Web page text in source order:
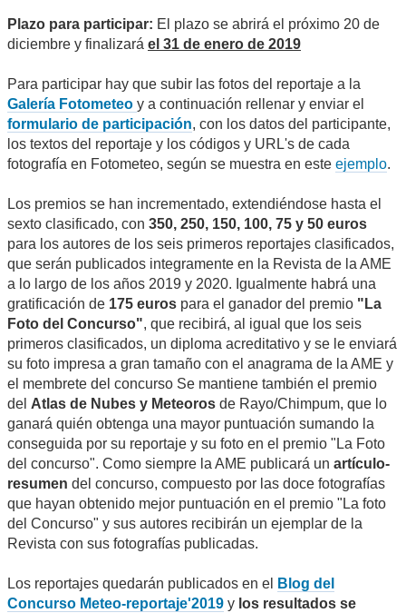
Plazo para participar: El plazo se abrirá el próximo 20 de
diciembre y finalizará el 31 de enero de 2019
Para participar hay que subir las fotos del reportaje a la
Galería Fotometeo y a continuación rellenar y enviar el
formulario de participación, con los datos del participante,
los textos del reportaje y los códigos y URL's de cada
fotografía en Fotometeo, según se muestra en este ejemplo.
Los premios se han incrementado, extendiéndose hasta el
sexto clasificado, con 350, 250, 150, 100, 75 y 50 euros
para los autores de los seis primeros reportajes clasificados,
que serán publicados integramente en la Revista de la AME
a lo largo de los años 2019 y 2020. Igualmente habrá una
gratificación de 175 euros para el ganador del premio "La
Foto del Concurso", que recibirá, al igual que los seis
primeros clasificados, un diploma acreditativo y se le enviará
su foto impresa a gran tamaño con el anagrama de la AME y
el membrete del concurso Se mantiene también el premio
del Atlas de Nubes y Meteoros de Rayo/Chimpum, que lo
ganará quién obtenga una mayor puntuación sumando la
conseguida por su reportaje y su foto en el premio "La Foto
del concurso". Como siempre la AME publicará un artículo-
resumen del concurso, compuesto por las doce fotografías
que hayan obtenido mejor puntuación en el premio "La foto
del Concurso" y sus autores recibirán un ejemplar de la
Revista con sus fotografías publicadas.
Los reportajes quedarán publicados en el
Blog del
Concurso Meteo-reportaje'2019 y los resultados se